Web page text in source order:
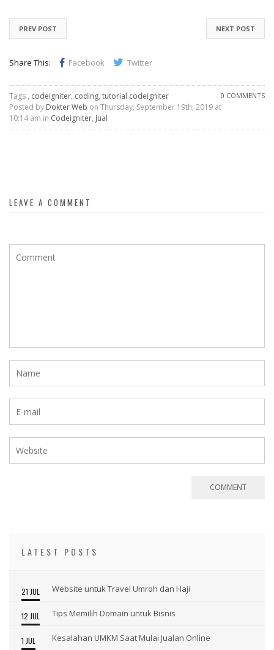
NEXT POST
PREV POST
Share This: Facebook Twitter
0 COMMENTS
Tags , codeigniter, coding, tutorial codeigniter
Posted by Dokter Web on Thursday, September 19th, 2019 at
10:14 am in Codeigniter, Jual
LEAVE A COMMENT
LATEST POSTS
21 JUL Website untuk Travel Umroh dan Haji
12 JUL Tips Memilih Domain untuk Bisnis
1 JUL Kesalahan UMKM Saat Mulai Jualan Online